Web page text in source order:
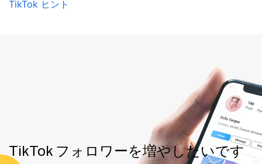
TikTok ヒント
TikTok フォロワーを増やしたいです